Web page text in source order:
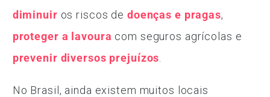
diminuir os riscos de doenças e pragas,
proteger a lavoura com seguros agrícolas e
prevenir diversos prejuízos
No Brasil, ainda existem muitos locais